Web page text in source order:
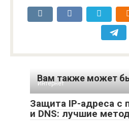
Вам также может
Интернет
Защита IP-адреса с
и DNS: лучшие